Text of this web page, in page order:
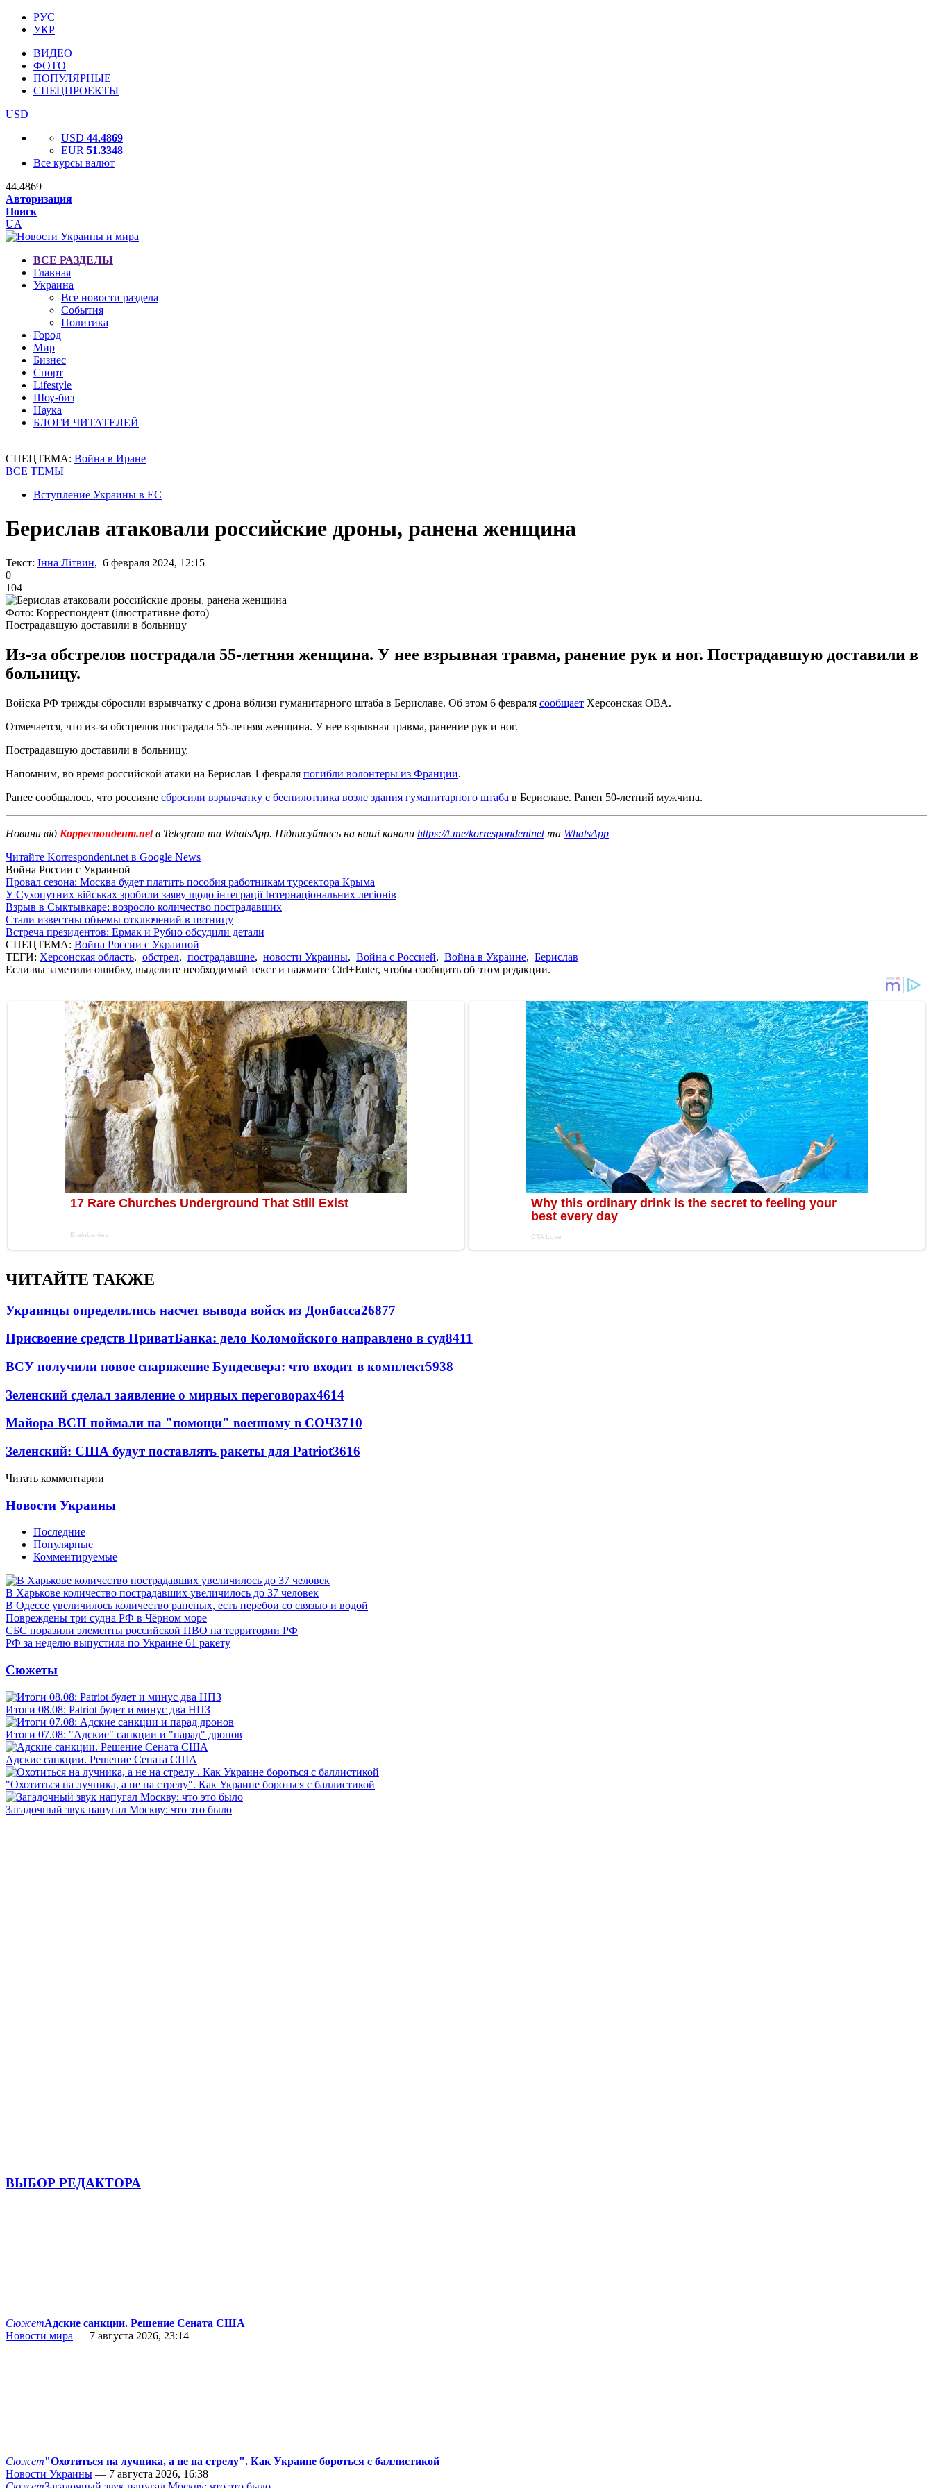
РУС
УКР
ВИДЕО
ФОТО
ПОПУЛЯРНЫЕ
СПЕЦПРОЕКТЫ
USD
USD 44.4869
EUR 51.3348
Все курсы валют
44.4869
Авторизация
Поиск
UA
ВСЕ РАЗДЕЛЫ
Главная
Украина
Все новости раздела
События
Политика
Город
Мир
Бизнес
Спорт
Lifestyle
Шоу-биз
Наука
БЛОГИ ЧИТАТЕЛЕЙ
СПЕЦТЕМА: Война в Иране
ВСЕ ТЕМЫ
Вступление Украины в ЕС
Берислав атаковали российские дроны, ранена женщина
Текст: Інна Літвин, 6 февраля 2024, 12:15
0
104
Фото: Корреспондент (ілюстративне фото)
Пострадавшую доставили в больницу
Из-за обстрелов пострадала 55-летняя женщина. У нее взрывная травма, ранение рук и ног. Пострадавшую доставили в
больницу.
Войска РФ трижды сбросили взрывчатку с дрона вблизи гуманитарного штаба в Бериславе. Об этом 6 февраля сообщает Херсонская ОВА.
Отмечается, что из-за обстрелов пострадала 55-летняя женщина. У нее взрывная травма, ранение рук и ног.
Пострадавшую доставили в больницу.
Напомним, во время российской атаки на Берислав 1 февраля погибли волонтеры из Франции.
Ранее сообщалось, что россияне сбросили взрывчатку с беспилотника возле здания гуманитарного штаба в Бериславе. Ранен 50-летний мужчина.
Новини від Корреспондент.netв Telegram та WhatsApp. Підписуйтесь на наші канали https://t.me/korrespondentnetта WhatsApp
Читайте Korrespondent.net в Google News
Война России с Украиной
Провал сезона: Москва будет платить пособия работникам турсектора Крыма
У Сухопутних військах зробили заяву щодо інтеграції Інтернаціональних легіонів
Взрыв в Сыктывкаре: возросло количество пострадавших
Стали известны объемы отключений в пятницу
Встреча президентов: Ермак и Рубио обсудили детали
СПЕЦТЕМА: Война России с Украиной
ТЕГИ: Херсонская область, обстрел, пострадавшие, новости Украины, Война с Россией, Война в Украине, Берислав
Если вы заметили ошибку, выделите необходимый текст и нажмите Ctrl+Enter, чтобы сообщить об этом редакции.
ЧИТАЙТЕ ТАКЖЕ
Украинцы определились насчет вывода войск из Донбасса26877
Присвоение средств ПриватБанка: дело Коломойского направлено в суд8411
ВСУ получили новое снаряжение Бундесвера: что входит в комплект5938
Зеленский сделал заявление о мирных переговорах4614
Майора ВСП поймали на "помощи" военному в СОЧ3710
Зеленский: США будут поставлять ракеты для Patriot3616
Читать комментарии
Новости Украины
Последние
Популярные
Комментируемые
В Харькове количество пострадавших увеличилось до 37 человек
В Одессе увеличилось количество раненых, есть перебои со связью и водой
Повреждены три судна РФ в Чёрном море
СБС поразили элементы российской ПВО на территории РФ
РФ за неделю выпустила по Украине 61 ракету
Сюжеты
Итоги 08.08: Patriot будет и минус два НПЗ
Итоги 07.08: "Адские" санкции и "парад" дронов
Адские санкции. Решение Сената США
"Охотиться на лучника, а не на стрелу". Как Украине бороться с баллистикой
Загадочный звук напугал Москву: что это было
ВЫБОР РЕДАКТОРА
СюжетАдские санкции. Решение Сената США
Новости мира — 7 августа 2026, 23:14
Сюжет"Охотиться на лучника, а не на стрелу". Как Украине бороться с баллистикой
Новости Украины — 7 августа 2026, 16:38